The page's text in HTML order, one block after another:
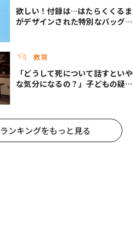
欲しい！付録は…はたらくくるま
がデザインされた特別なバッグ！
教育
「どうして死について話すといや
な気分になるの？」子どもの疑問
ランキングをもっと見る